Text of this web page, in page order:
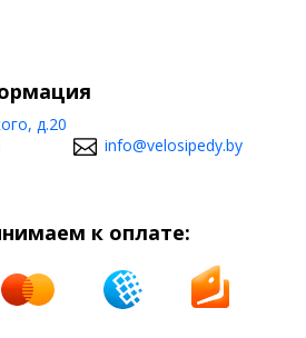
д.20
info@velosipedy.by
к оплате: